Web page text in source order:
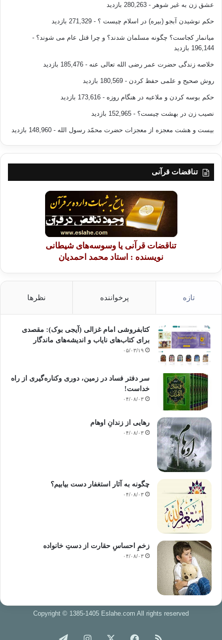
عشق زن به غیر شوهر - 280,263 بازدید
حکم نوشیدن آبجو (بیره) در اسلام چیست ؟ - 271,329 بازدید
میانمار کجاست؟ چگونه مسلمان شدند؟ و چرا قتل عام می شوند؟ -
196,144 بازدید
خلاصه زندگی حضرت عمر رضی الله تعالی عنه - 185,476 بازدید
روش صحیح و علمی حفظ کردن - 180,569 بازدید
حکم بوسه کردن و ملاعبه در هنگام روزه - 173,616 بازدید
نصیب زن در بهشت چیست؟ - 152,965 بازدید
بیست و هشت معجزه از معجزات حضرت محمّد رسول الله - 148,960 بازدید
تناقضات قرآنی
تناقضات قرآنی یا وسوسه‌های شیطانی
نویسنده : استاد محمد احمدیان
تازه پرخواننده نظرها
کتابفروشی امام غزالی (آیجی بوک): مقصدی
برای کتاب‌های نایاب و اندیشه‌های ماندگار
۰۵/۰۳/۱۹
سر دفتر فساد در زمین‌، دوری وکناره‌گیری از راه
خداست‌!
۰۴/۰۸/۰۳
رهایی از زندانِ اوهام
۰۴/۰۸/۰۳
چگونه به آثار استغفار دست بیابیم؟
۰۴/۰۸/۰۳
زخمِ احساسِ حقارت از دستِ خانواده
۰۴/۰۸/۰۳
Copyright © 1385-1405 Eslahe.com All rights reserved